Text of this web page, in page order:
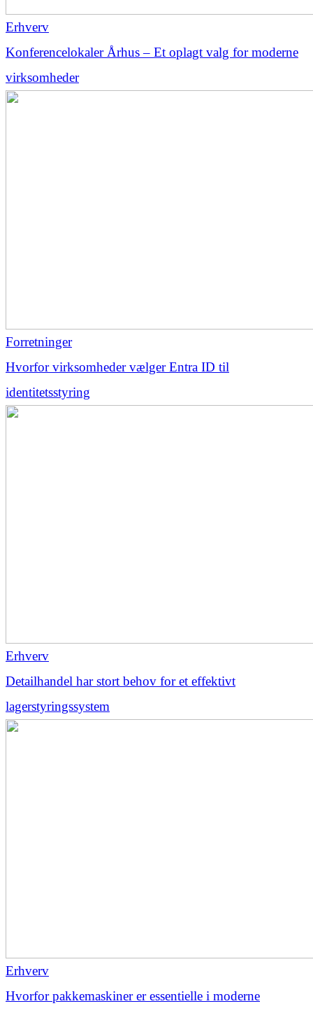
Erhverv
Konferencelokaler Århus – Et oplagt valg for moderne
virksomheder
Forretninger
Hvorfor virksomheder vælger Entra ID til
identitetsstyring
Erhverv
Detailhandel har stort behov for et effektivt
lagerstyringssystem
Erhverv
Hvorfor pakkemaskiner er essentielle i moderne